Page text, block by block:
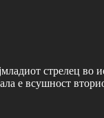
стрелец во
е всушност